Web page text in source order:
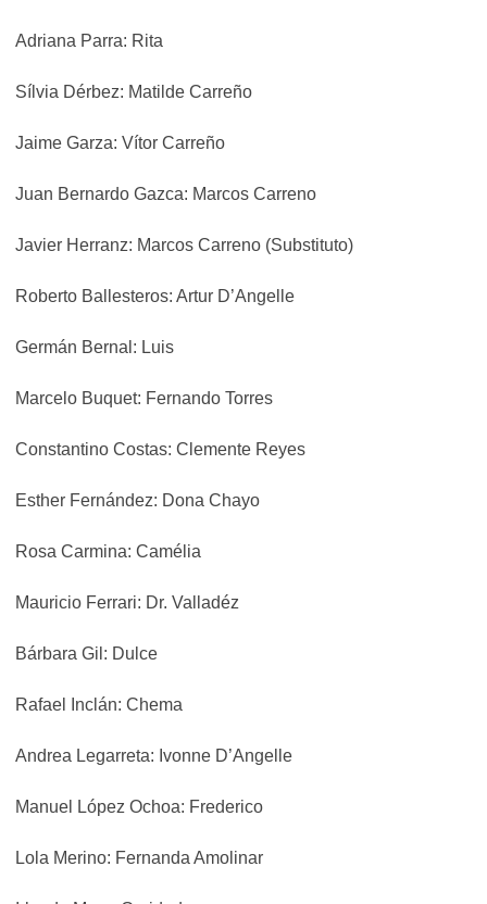
Adriana Parra: Rita
Sílvia Dérbez: Matilde Carreño
Jaime Garza: Vítor Carreño
Juan Bernardo Gazca: Marcos Carreno
Javier Herranz: Marcos Carreno (Substituto)
Roberto Ballesteros: Artur D’Angelle
Germán Bernal: Luis
Marcelo Buquet: Fernando Torres
Constantino Costas: Clemente Reyes
Esther Fernández: Dona Chayo
Rosa Carmina: Camélia
Mauricio Ferrari: Dr. Valladéz
Bárbara Gil: Dulce
Rafael Inclán: Chema
Andrea Legarreta: Ivonne D’Angelle
Manuel López Ochoa: Frederico
Lola Merino: Fernanda Amolinar